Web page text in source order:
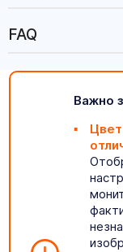
FAQ
Важно